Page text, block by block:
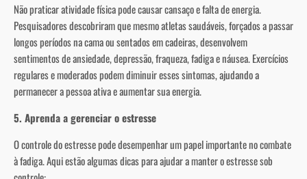
Não praticar atividade física pode causar cansaço e falta de energia.
Pesquisadores descobriram que mesmo atletas saudáveis, forçados a passar
longos períodos na cama ou sentados em cadeiras, desenvolvem
sentimentos de ansiedade, depressão, fraqueza, fadiga e náusea. Exercícios
regulares e moderados podem diminuir esses sintomas, ajudando a
permanecer a pessoa ativa e aumentar sua energia.
5. Aprenda a gerenciar o estresse
O controle do estresse pode desempenhar um papel importante no combate
à fadiga. Aqui estão algumas dicas para ajudar a manter o estresse sob